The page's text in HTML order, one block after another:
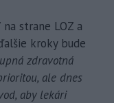
na strane LOZ a
kroky bude
zdravotná
ale dnes
aby lekári